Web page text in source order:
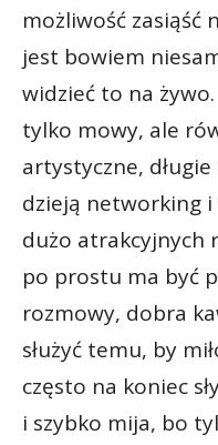
możliwość zasiąść
jest bowiem
widzieć to na
tylko mowy, ale
artystyczne,
dzieją networking
dużo atrakcyjnych
po prostu ma być
rozmowy, dobra
służyć temu, by
często na koniec
i szybko mija, bo